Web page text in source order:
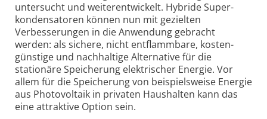
untersucht und weiter­entwickelt. Hybride Super­
kondensatoren können nun mit gezielten
Verbesserungen in die Anwendung gebracht
werden: als sichere, nicht entflammbare, kosten­
günstige und nach­haltige Alternative für die
stationäre Speicherung elek­trischer Energie. Vor
allem für die Speicherung von beispiels­weise Energie
aus Photo­voltaik in privaten Haushalten kann das
eine attraktive Option sein.